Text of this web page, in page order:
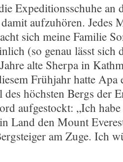
Expeditionsschuhe an
aufzuhören. Jedes
sich meine Familie
(so genau lässt sich
alte Sherpa in
Frühjahr hatte Apa
höchsten Bergs der
aufgestockt: „Ich
Land den Mount
am Zuge. Ich